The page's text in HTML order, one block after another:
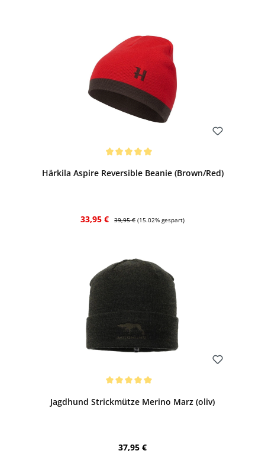
Härkila Aspire Reversible Beanie (Brown/Red)
Verkaufspreis:
33,95 € Regulärer Preis:
39,95 € (15.02% gespart)
Jagdhund Strickmütze Merino Marz (oliv)
Regulärer Preis:
37,95 €